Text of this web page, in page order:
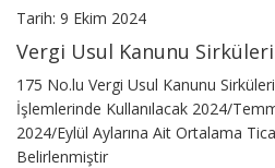
Tarih: 9 Ekim 2024
Vergi Usul Kanunu
175 No.lu Vergi Usul Kanunu
İşlemlerinde Kullanılacak 2024/
2024/Eylül Aylarına Ait Ortalama
Belirlenmiştir